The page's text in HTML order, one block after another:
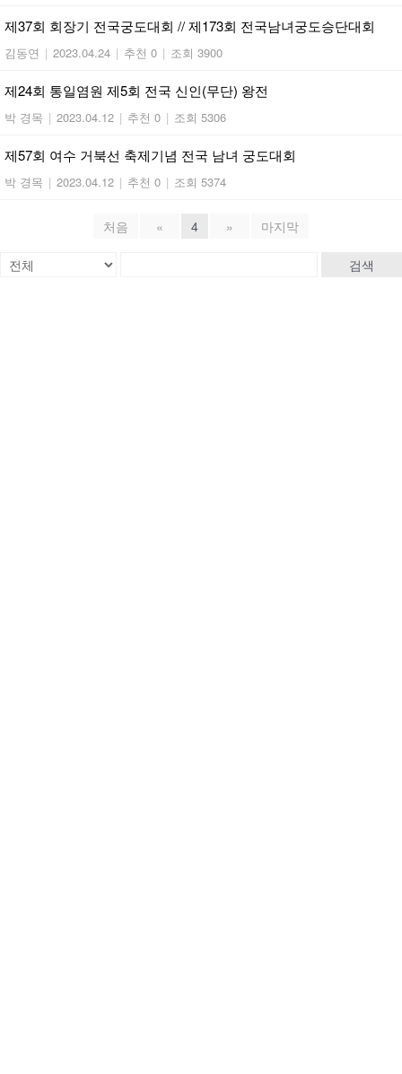
제37회 회장기 전국궁도대회 // 제173회 전국남녀궁도승단대회
김동연 | 2023.04.24 | 추천 0 | 조회 3900
제24회 통일염원 제5회 전국 신인(무단) 왕전
박 경목 | 2023.04.12 | 추천 0 | 조회 5306
제57회 여수 거북선 축제기념 전국 남녀 궁도대회
박 경목 | 2023.04.12 | 추천 0 | 조회 5374
처음 « 4 » 마지막
검색